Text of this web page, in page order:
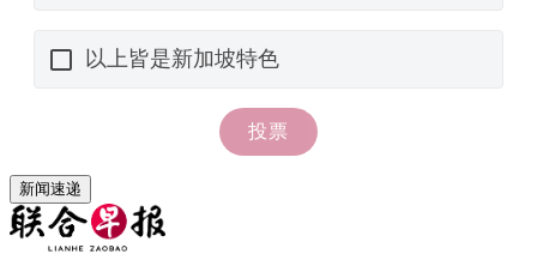
新闻速递